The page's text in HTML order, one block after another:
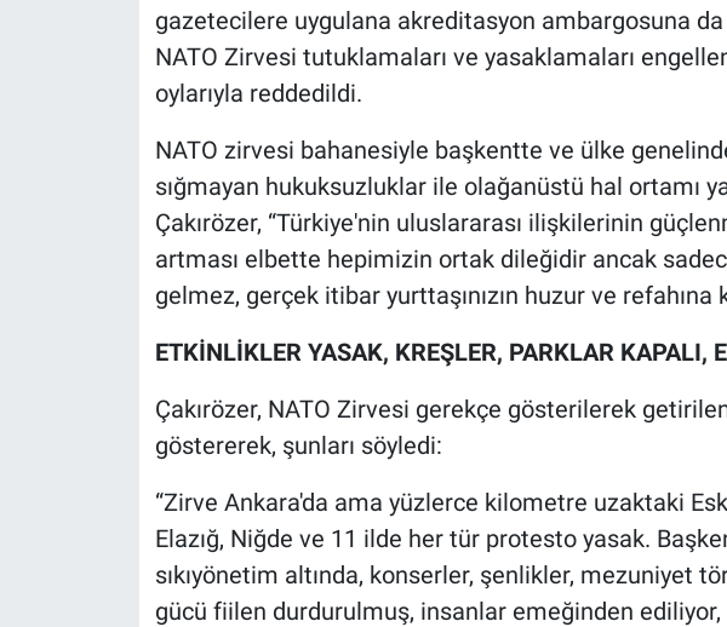
gazetecilere uygulana akreditasyon ambargosuna
NATO Zirvesi tutuklamaları ve yasaklamaları
oylarıyla reddedildi.
NATO zirvesi bahanesiyle başkentte ve ülke
sığmayan hukuksuzluklar ile olağanüstü hal ortamı
Çakırözer, “Türkiye'nin uluslararası ilişkilerinin
artması elbette hepimizin ortak dileğidir ancak
gelmez, gerçek itibar yurttaşınızın huzur ve refahına
ETKİNLİKLER YASAK, KREŞLER, PARKLAR KAPALI,
Çakırözer, NATO Zirvesi gerekçe gösterilerek
göstererek, şunları söyledi:
“Zirve Ankara'da ama yüzlerce kilometre uzaktaki
Elazığ, Niğde ve 11 ilde her tür protesto yasak.
sıkıyönetim altında, konserler, şenlikler, mezuniyet
gücü fiilen durdurulmuş, insanlar emeğinden